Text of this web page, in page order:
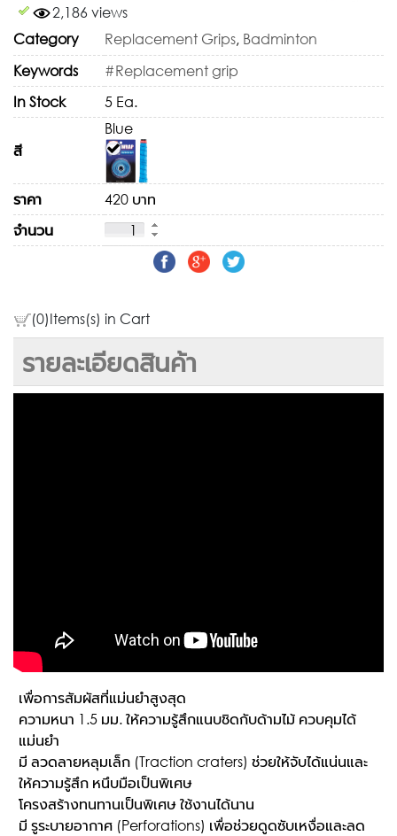
2,186 views
Category
Replacement Grips, Badminton
Keywords
#Replacement grip
In Stock
5 Ea.
สี
Blue
ราคา
420 บาท
จำนวน
(0)Items(s) in Cart
รายละเอียดสินค้า
เพื่อการสัมผัสที่แม่นยำสูงสุด
ความหนา 1.5 มม. ให้ความรู้สึกแนบชิดกับด้ามไม้ ควบคุมได้
แม่นยำ
มี ลวดลายหลุมเล็ก (Traction craters) ช่วยให้จับได้แน่นและ
ให้ความรู้สึก หนึบมือเป็นพิเศษ
โครงสร้างทนทานเป็นพิเศษ ใช้งานได้นาน
มี รูระบายอากาศ (Perforations) เพื่อช่วยดูดซับเหงื่อและลด